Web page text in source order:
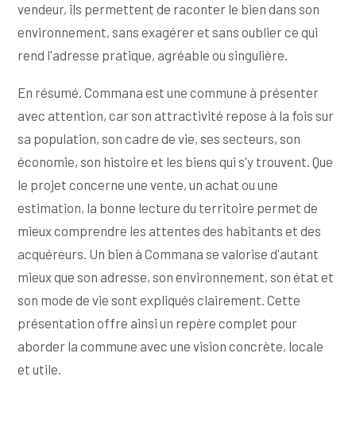
vendeur, ils permettent de raconter le bien dans son
environnement, sans exagérer et sans oublier ce qui
rend l'adresse pratique, agréable ou singulière.
En résumé. Commana est une commune à présenter
avec attention, car son attractivité repose à la fois sur
sa population, son cadre de vie, ses secteurs, son
économie, son histoire et les biens qui s'y trouvent. Que
le projet concerne une vente, un achat ou une
estimation, la bonne lecture du territoire permet de
mieux comprendre les attentes des habitants et des
acquéreurs. Un bien à Commana se valorise d'autant
mieux que son adresse, son environnement, son état et
son mode de vie sont expliqués clairement. Cette
présentation offre ainsi un repère complet pour
aborder la commune avec une vision concrète, locale
et utile.